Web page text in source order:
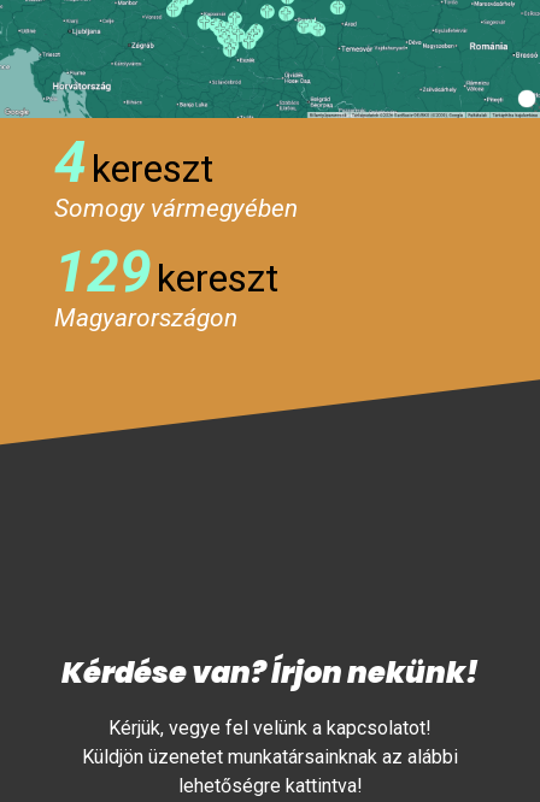
4kereszt
Somogy vármegyében
129kereszt
Magyarországon
Kérdése van? Írjon nekünk!
Kérjük, vegye fel velünk a kapcsolatot!
Küldjön üzenetet munkatársainknak az alábbi
lehetőségre kattintva!